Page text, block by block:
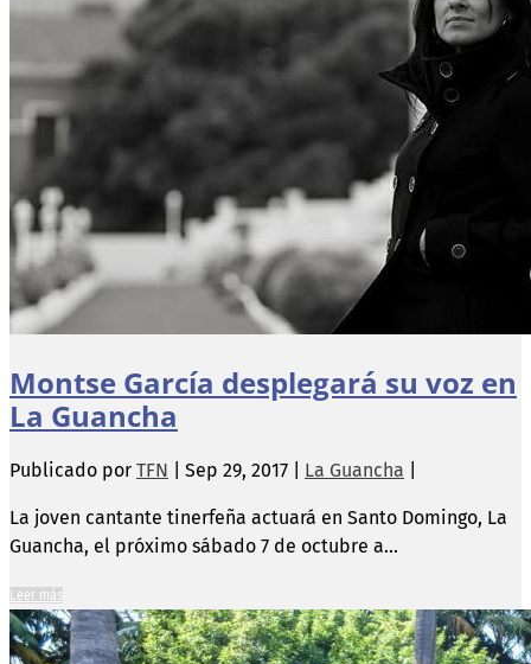
Montse García desplegará su voz en
La Guancha
Publicado por TFN Sep 29, 2017 La Guancha
La joven cantante tinerfeña actuará en Santo Domingo, La
Guancha, el próximo sábado 7 de octubre a...
Leer más